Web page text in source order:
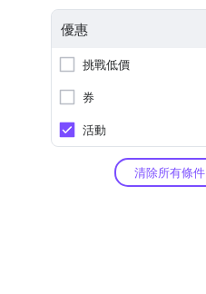
優惠
挑戰低價
券
活動
清除所有條件